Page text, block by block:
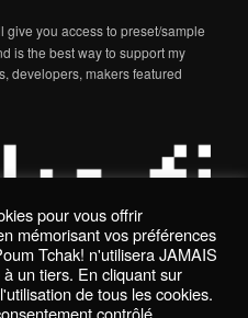
give you access to preset/sample
is the best way to support my
developers, makers featured
pour vous offrir
mémorisant vos préférences
Tchak! n'utilisera JAMAIS
un tiers. En cliquant sur
de tous les cookies.
contrôlé.